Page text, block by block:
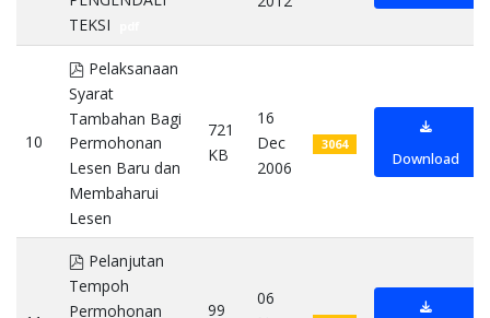
TEKSI
10
pdf
Pelaksanaan
Syarat
Tambahan Bagi
Permohonan
Lesen Baru dan
Membaharui
Lesen
721
KB
16
Dec
2006
3064
Download
pdf
Pelanjutan
Tempoh
Permohonan
99
06